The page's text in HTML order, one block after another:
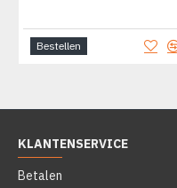
Bestellen
KLANTENSERVICE
Betalen